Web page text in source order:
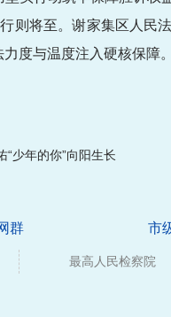
则将至。谢家集区人民
度与温度注入硬核保障。
少年的你”向阳生长
群 市
最高人民检察院